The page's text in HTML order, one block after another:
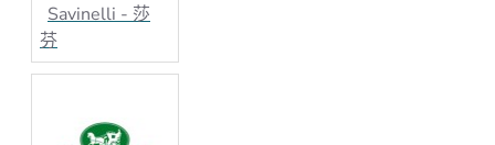
Savinelli - 莎
芬